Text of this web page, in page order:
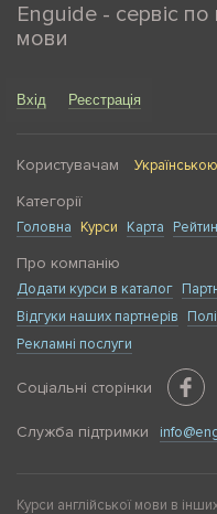
Enguide - сервіс по
мови
Вхід Реєстрація
Користувачам Українською
Категорії
Головна Курси Карта
Про компанію
Додати курси в каталог
Відгуки наших партнерів
Рекламні послуги
Соціальні сторінки
Служба підтримки
Курси англійської мови в